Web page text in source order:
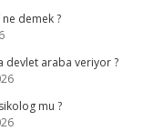
demek ?
devlet araba veriyor ?
mu ?